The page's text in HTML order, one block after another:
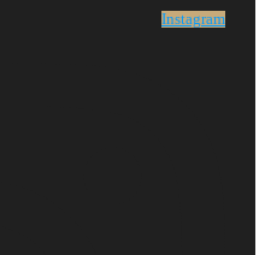
Instagram